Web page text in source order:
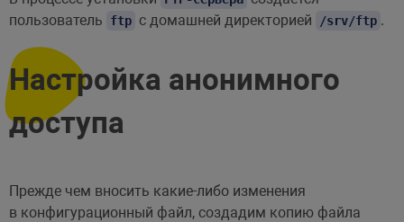
пользователь
ftp с домашней директорией /srv/ftp .
Настройка анонимного
доступа
Прежде чем вносить какие-либо изменения
в конфигурационный файл, создадим копию файла